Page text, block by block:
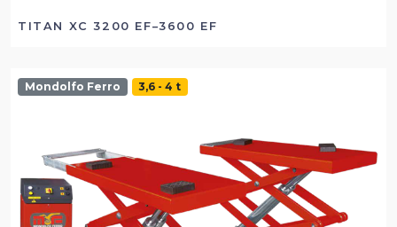
TITAN XC 3200 EF–3600 EF
Mondolfo Ferro 3,6 - 4 t